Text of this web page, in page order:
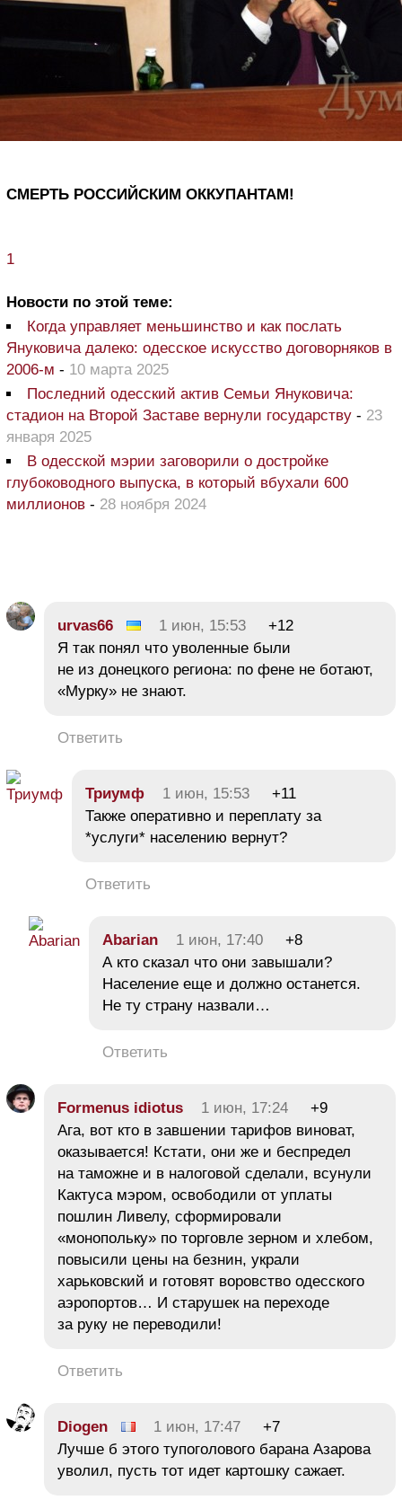
СМЕРТЬ РОССИЙСКИМ ОККУПАНТАМ!
1
Новости по этой теме:
Когда управляет меньшинство и как послать
Януковича далеко: одесское искусство договорняков в
2006-м - 10 марта 2025
Последний одесский актив Семьи Януковича:
стадион на Второй Заставе вернули государству - 23
января 2025
В одесской мэрии заговорили о достройке
глубоководного выпуска, в который вбухали 600
миллионов - 28 ноября 2024
urvas66 1 июн, 15:53
+12
Я так понял что уволенные были
не из донецкого региона: по фене не ботают,
«Мурку» не знают.
Ответить
Триумф 1 июн, 15:53
+11
Также оперативно и переплату за
*услуги* населению вернут?
Ответить
Abarian 1 июн, 17:40
+8
А кто сказал что они завышали?
Население еще и должно останется.
Не ту страну назвали…
Ответить
Formenus idiotus 1 июн, 17:24
+9
Ага, вот кто в завшении тарифов виноват,
оказывается! Кстати, они же и беспредел
на таможне и в налоговой сделали, всунули
Кактуса мэром, освободили от уплаты
пошлин Ливелу, сформировали
«монопольку» по торговле зерном и хлебом,
повысили цены на безнин, украли
харьковский и готовят воровство одесского
аэропортов… И старушек на переходе
за руку не переводили!
Ответить
Diogen 1 июн, 17:47
+7
Лучше б этого тупоголового барана Азарова
уволил, пусть тот идет картошку сажает.